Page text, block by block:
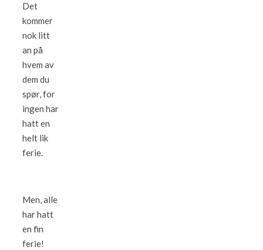
Det
kommer
nok litt
an på
hvem av
dem du
spør, for
ingen har
hatt en
helt lik
ferie.
Men, alle
har hatt
en fin
ferie!